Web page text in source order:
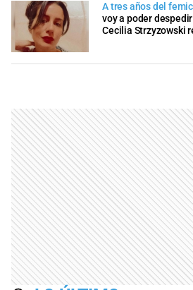
A tres años del
voy a poder
Cecilia Strzyzowski